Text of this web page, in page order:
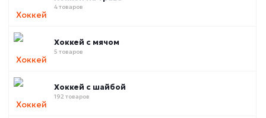
4 товаров
Хоккей с мячом
5 товаров
Хоккей с шайбой
192 товаров